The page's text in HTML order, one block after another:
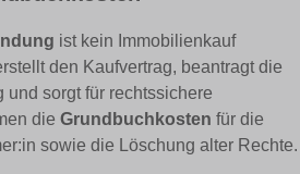
ist kein Immobilienkauf
den Kaufvertrag, beantragt die
und sorgt für rechtssichere
die Grundbuchkosten für die
sowie die Löschung alter Rechte.